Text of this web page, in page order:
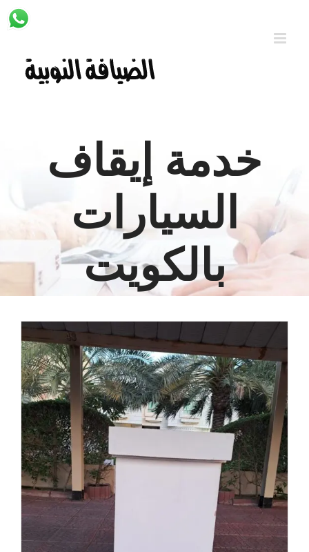
خدمة إيقاف
السيارات
بالكويت